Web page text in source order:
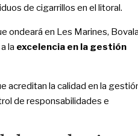
de cigarrillos en el litoral.
ondeará en Les Marines,
la excelencia en la gestión
acreditan la calidad en la
de responsabilidades e